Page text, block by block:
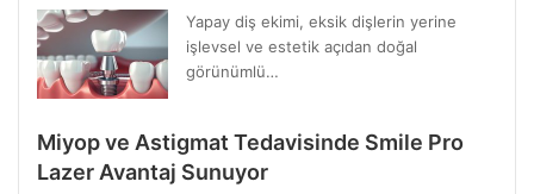
Yapay diş ekimi, eksik dişlerin yerine
işlevsel ve estetik açıdan doğal
görünümlü…
Miyop ve Astigmat Tedavisinde Smile Pro
Lazer Avantaj Sunuyor